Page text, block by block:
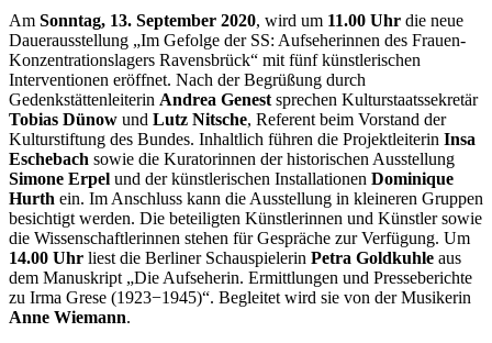
Am Sonntag, 13. September 2020, wird um 11.00 Uhr die neue
Dauerausstellung „Im Gefolge der SS: Aufseherinnen des Frauen-
Konzentrationslagers Ravensbrück“ mit fünf künstlerischen
Interventionen eröffnet. Nach der Begrüßung durch
Gedenkstättenleiterin Andrea Genest sprechen Kulturstaatssekretär
Tobias Dünow und Lutz Nitsche, Referent beim Vorstand der
Kulturstiftung des Bundes. Inhaltlich führen die Projektleiterin Insa
Eschebach sowie die Kuratorinnen der historischen Ausstellung
Simone Erpel und der künstlerischen Installationen Dominique
Hurth ein. Im Anschluss kann die Ausstellung in kleineren Gruppen
besichtigt werden. Die beteiligten Künstlerinnen und Künstler sowie
die Wissenschaftlerinnen stehen für Gespräche zur Verfügung. Um
14.00 Uhr liest die Berliner Schauspielerin Petra Goldkuhle aus
dem Manuskript „Die Aufseherin. Ermittlungen und Presseberichte
zu Irma Grese (1923−1945)“. Begleitet wird sie von der Musikerin
Anne Wiemann.